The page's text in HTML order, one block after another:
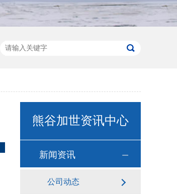
熊谷加世资讯中心
新闻资讯
公司动态